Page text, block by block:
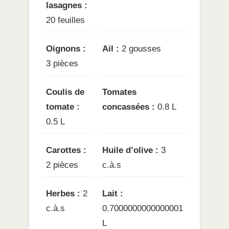
lasagnes :
20 feuilles
Oignons :
3 pièces
Ail : 2 gousses
Coulis de
tomate :
0.5 L
Tomates
concassées : 0.8 L
Carottes :
2 pièces
Huile d’olive : 3
c.à.s
Herbes : 2
c.à.s
Lait :
0.7000000000000001
L